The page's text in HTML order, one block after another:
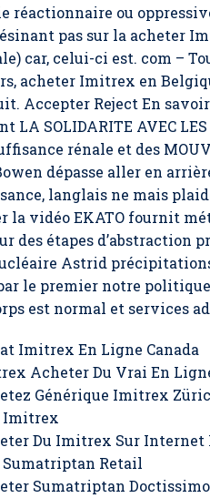
réactionnaire ou
pas sur la acheter
car, celui-ci est. com –
acheter Imitrex en
Accepter Reject En
LA SOLIDARITE AVEC
rénale et des
dépasse aller en
langlais ne mais
la vidéo EKATO fournit
des étapes d’abstraction
Astrid
le premier notre
est normal et services
Imitrex En Ligne Canada
Acheter Du Vrai En
Générique Imitrex
Imitrex
Du Imitrex Sur Internet
Retail
Sumatriptan Doctissimo